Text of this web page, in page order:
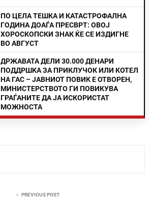
ПО ЦЕЛА ТЕШКА И КАТАСТРОФАЛНА
ГОДИНА ДОАЃА ПРЕСВРТ: ОВОЈ
ХОРОСКОПСКИ ЗНАК ЌЕ СЕ ИЗДИГНЕ
ВО АВГУСТ
ДРЖАВАТА ДЕЛИ 30.000 ДЕНАРИ
ПОДДРШКА ЗА ПРИКЛУЧОК ИЛИ КОТЕЛ
НА ГАС – ЈАВНИОТ ПОВИК Е ОТВОРЕН,
МИНИСТЕРСТВОТО ГИ ПОВИКУВА
ГРАЃАНИТЕ ДА ЈА ИСКОРИСТАТ
МОЖНОСТА
PREVIOUS POST